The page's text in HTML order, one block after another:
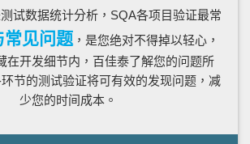
试数据统计分析，SQA各项目验证最常
常见问题 ，是您绝对不得掉以轻心，
在开发细节内，百佳泰了解您的问题所
节的测试验证将可有效的发现问题，减
少您的时间成本。